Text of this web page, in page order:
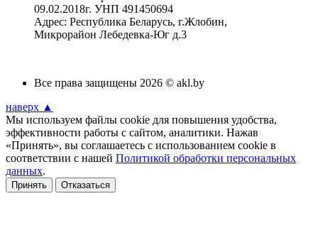
09.02.2018г. УНП 491450694
Адрес: Республика Беларусь, г.Жлобин,
Микрорайон Лебедевка-Юг д.3
Все права защищены 2026 © akl.by
наверх ▲
Мы используем файлы cookie для повышения удобства,
эффективности работы с сайтом, аналитики. Нажав
«Принять», вы соглашаетесь с использованием cookie в
соответствии с нашей Политикой обработки персональных
данных.
Принять Отказаться